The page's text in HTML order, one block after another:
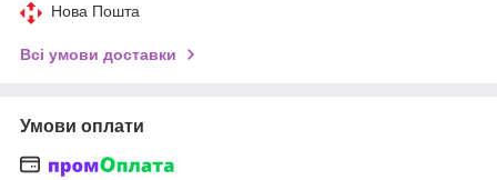
Нова Пошта
Всі умови доставки
Умови оплати